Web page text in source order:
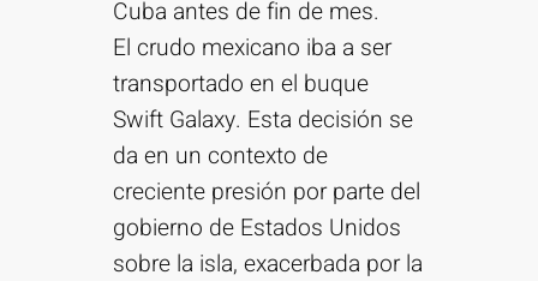
Cuba antes de fin de mes.
El crudo mexicano iba a ser
transportado en el buque
Swift Galaxy. Esta decisión se
da en un contexto de
creciente presión por parte del
gobierno de Estados Unidos
sobre la isla, exacerbada por la